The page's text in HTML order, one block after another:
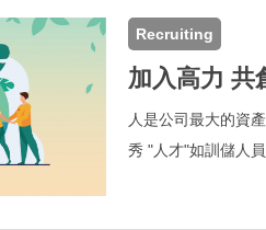
Recruiting
加入高力 共
人是公司最大的資
秀 "人才"如訓儲人